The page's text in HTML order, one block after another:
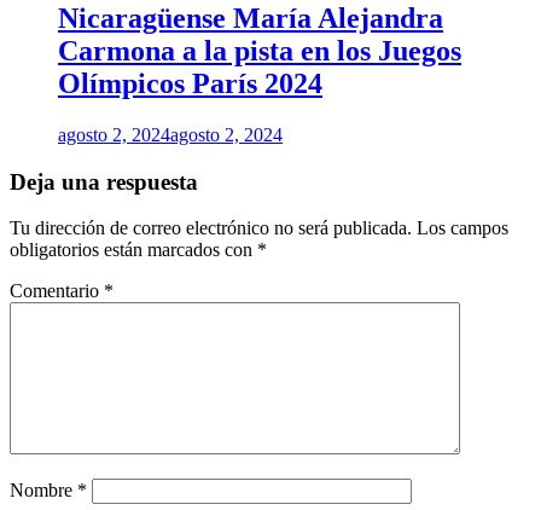
Nicaragüense María Alejandra
Carmona a la pista en los Juegos
Olímpicos París 2024
agosto 2, 2024agosto 2, 2024
Deja una respuesta
Tu dirección de correo electrónico no será publicada. Los campos
obligatorios están marcados con *
Comentario *
Nombre *